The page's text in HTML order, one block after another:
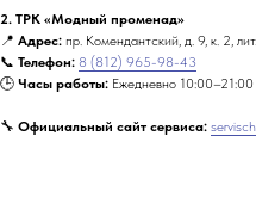
2. ТРК «Модный променад»
📍 Адрес: пр. Комендантский, д. 9, к. 2,
📞 Телефон: 8 (812) 965-98-43
🕒 Часы работы: Ежедневно 10:00–21:00
🔧 Официальный сайт сервиса: